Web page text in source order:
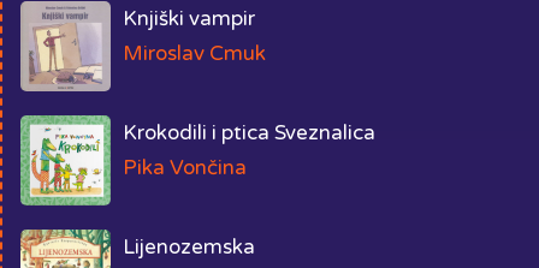
Knjiški vampir
Miroslav Cmuk
Krokodili i ptica Sveznalica
Pika Vončina
Lijenozemska